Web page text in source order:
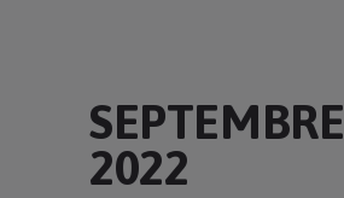
SEPTEMBRE
2022